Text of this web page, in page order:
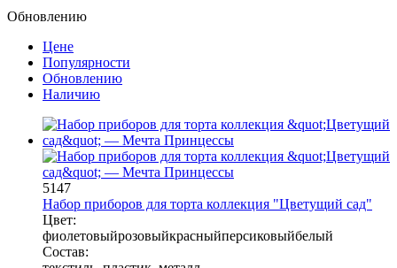
Обновлению
Цене
Популярности
Обновлению
Наличию
5147
Набор приборов для торта коллекция "Цветущий сад"
Цвет:
фиолетовыйрозовыйкрасныйперсиковыйбелый
Состав: